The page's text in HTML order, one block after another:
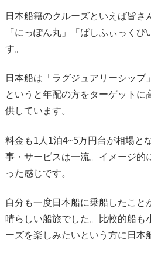
日本船籍のクルーズといえば皆さ
「にっぽん丸」「ぱしふぃっくび
す。
日本船は「ラグジュアリーシップ
というと年配の方をターゲットに
供しています。
料金も1人1泊4~5万円台が相場と
事・サービスは一流。イメージ的
った感じです。
自分も一度日本船に乗船したこと
晴らしい船旅でした。比較的船も
ーズを楽しみたいという方に日本